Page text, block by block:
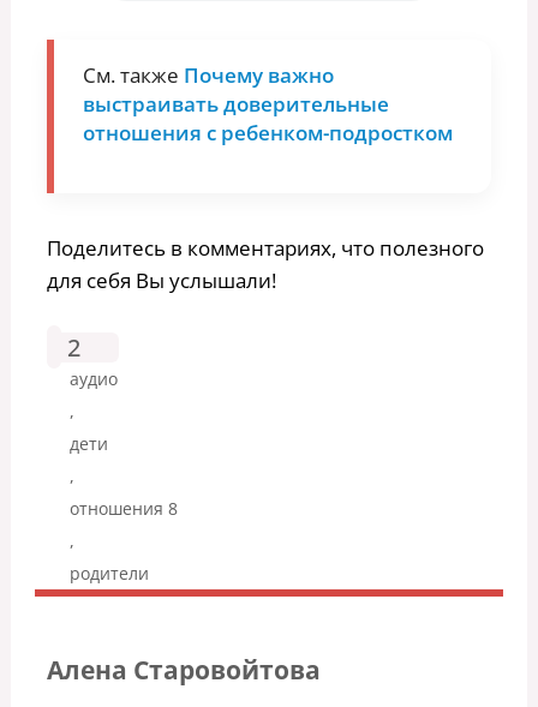
См. также Почему важно
выстраивать доверительные
отношения с ребенком-подростком
Поделитесь в комментариях, что полезного
для себя Вы услышали!
аудио
,
дети
,
отношения 8
,
родители
2
Алена Старовойтова